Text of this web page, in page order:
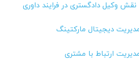
وکیل دادگستری در فرایند داوری
دیجیتال مارکتینگ
ارتباط با مشتری